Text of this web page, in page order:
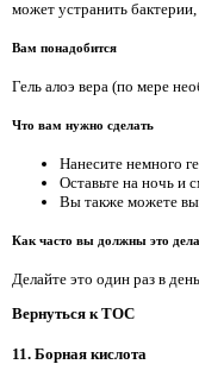
может устранить
Вам понадобится
Гель алоэ вера (по мере
Что вам нужно сделать
Нанесите немного
Оставьте на ночь и
Вы также можете
Как часто вы должны это
Делайте это один раз в день.
Вернуться к TOC
11. Борная кислота